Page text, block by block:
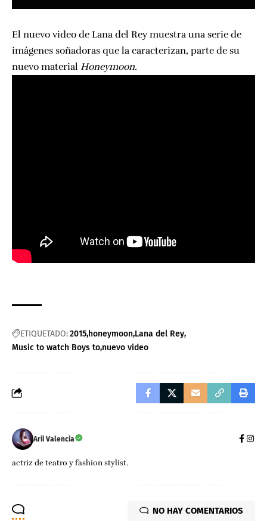
El nuevo video de Lana del Rey muestra una serie de
imágenes soñadoras que la caracterizan, parte de su
nuevo material Honeymoon.
ETIQUETADO:2015 honeymoon Lana del Rey
Music to watch Boys to nuevo video
Arii Valencia
actriz de teatro y fashion stylist.
NO HAY COMENTARIOS